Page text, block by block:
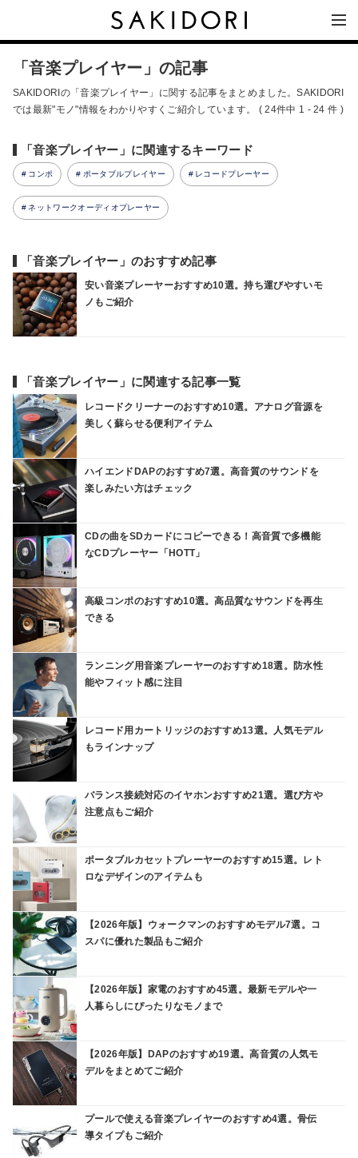
「音楽プレイヤー」の記事
SAKIDORIの「音楽プレイヤー」に関する記事をまとめました。SAKIDORI
では最新"モノ"情報をわかりやすくご紹介しています。 ( 24件中 1 - 24 件 )
「音楽プレイヤー」に関連するキーワード
コンポ ポータブルプレイヤー レコードプレーヤー
ネットワークオーディオプレーヤー
「音楽プレイヤー」のおすすめ記事
安い音楽プレーヤーおすすめ10選。持ち運びやすいモ
ノもご紹介
「音楽プレイヤー」に関連する記事一覧
レコードクリーナーのおすすめ10選。アナログ音源を
美しく蘇らせる便利アイテム
ハイエンドDAPのおすすめ7選。高音質のサウンドを
楽しみたい方はチェック
CDの曲をSDカードにコピーできる！高音質で多機能
なCDプレーヤー「HOTT」
高級コンポのおすすめ10選。高品質なサウンドを再生
できる
ランニング用音楽プレーヤーのおすすめ18選。防水性
能やフィット感に注目
レコード用カートリッジのおすすめ13選。人気モデル
もラインナップ
バランス接続対応のイヤホンおすすめ21選。選び方や
注意点もご紹介
ポータブルカセットプレーヤーのおすすめ15選。レト
ロなデザインのアイテムも
【2026年版】ウォークマンのおすすめモデル7選。コ
スパに優れた製品もご紹介
【2026年版】家電のおすすめ45選。最新モデルや一
人暮らしにぴったりなモノまで
【2026年版】DAPのおすすめ19選。高音質の人気モ
デルをまとめてご紹介
プールで使える音楽プレイヤーのおすすめ4選。骨伝
導タイプもご紹介